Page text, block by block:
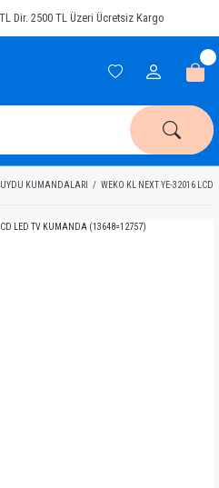
Dir. 2500 TL Üzeri Ücretsiz Kargo
UYDU KUMANDALARI WEKO KL NEXT YE-32016